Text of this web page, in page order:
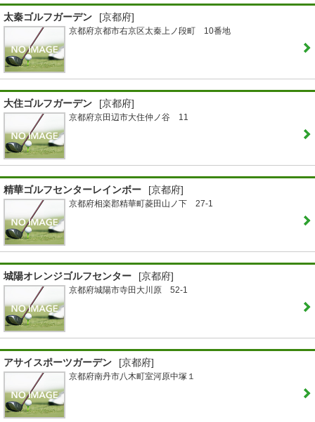
太秦ゴルフガーデン [京都府]
京都府京都市右京区太秦上ノ段町 10番地
大住ゴルフガーデン [京都府]
京都府京田辺市大住仲ノ谷 11
精華ゴルフセンターレインボー [京都府]
京都府相楽郡精華町菱田山ノ下 27-1
城陽オレンジゴルフセンター [京都府]
京都府城陽市寺田大川原 52-1
アサイスポーツガーデン [京都府]
京都府南丹市八木町室河原中塚１